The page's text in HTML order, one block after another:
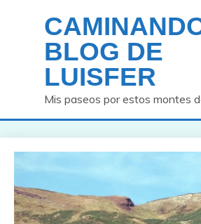
contenidoBLOG DE
LUISFER
Mis paseos por estos montes